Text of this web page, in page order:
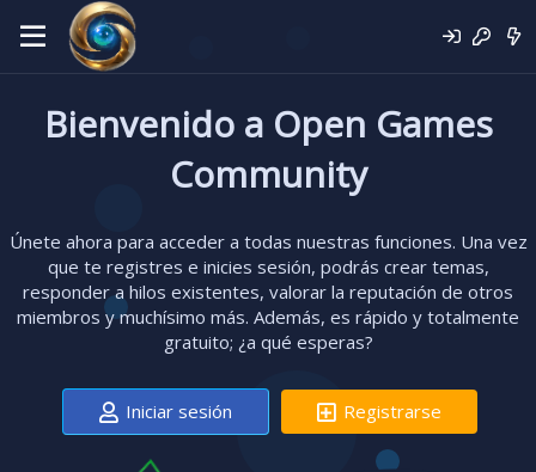
Bienvenido a Open Games
Community
Únete ahora para acceder a todas nuestras funciones. Una vez
que te registres e inicies sesión, podrás crear temas,
responder a hilos existentes, valorar la reputación de otros
miembros y muchísimo más. Además, es rápido y totalmente
gratuito; ¿a qué esperas?
Iniciar sesión Registrarse